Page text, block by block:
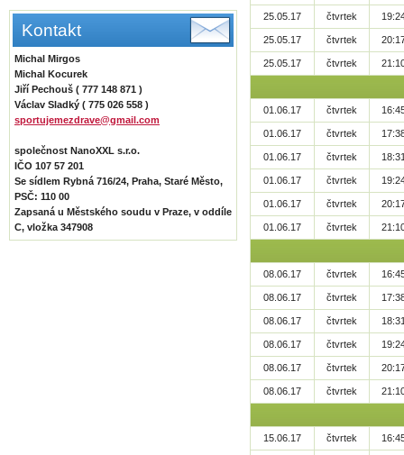
Kontakt
Michal Mirgos
Michal Kocurek
Jiří Pechouš ( 777 148 871 )
Václav Sladký ( 775 026 558 )
sportujemezdrave@gmail.com
společnost NanoXXL s.r.o.
IČO 107 57 201
Se sídlem Rybná 716/24, Praha, Staré Město,
PSČ: 110 00
Zapsaná u Městského soudu v Praze, v oddíle
C, vložka 347908
25.05.17 čtvrtek
25.05.17 čtvrtek
25.05.17 čtvrtek
01.06.17 čtvrtek
01.06.17 čtvrtek
01.06.17 čtvrtek
01.06.17 čtvrtek
01.06.17 čtvrtek
01.06.17 čtvrtek
08.06.17 čtvrtek
08.06.17 čtvrtek
08.06.17 čtvrtek
08.06.17 čtvrtek
08.06.17 čtvrtek
08.06.17 čtvrtek
15.06.17 čtvrtek